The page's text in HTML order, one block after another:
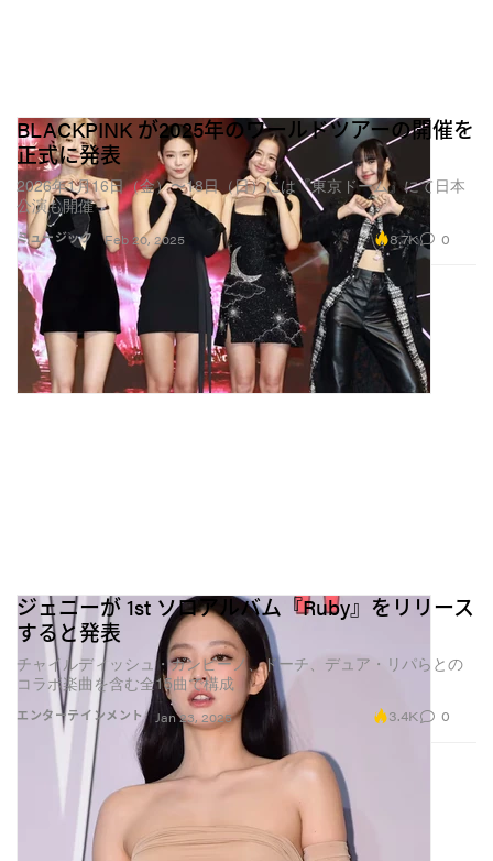
ミュージック
BLACKPINK が2025年のワールドツアーの開催を
正式に発表
2026年1月16日（金）〜18日（日）には『東京ドーム』にて日本
公演も開催
Feb 20, 2025 8.7K 0
エンターテインメント
ジェニーが 1st ソロアルバム『Ruby』をリリース
すると発表
チャイルディッシュ・ガンビーノ、ドーチ、デュア・リパらとの
コラボ楽曲を含む全15曲で構成
Jan 23, 2025 3.4K 0